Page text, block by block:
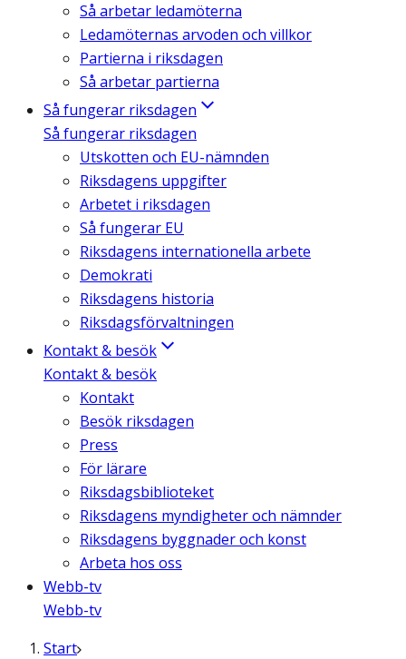
Så arbetar ledamöterna
Ledamöternas arvoden och villkor
Partierna i riksdagen
Så arbetar partierna
Så fungerar riksdagen
Så fungerar riksdagen
Utskotten och EU-nämnden
Riksdagens uppgifter
Arbetet i riksdagen
Så fungerar EU
Riksdagens internationella arbete
Demokrati
Riksdagens historia
Riksdagsförvaltningen
Kontakt & besök
Kontakt & besök
Kontakt
Besök riksdagen
Press
För lärare
Riksdagsbiblioteket
Riksdagens myndigheter och nämnder
Riksdagens byggnader och konst
Arbeta hos oss
Webb-tv
Webb-tv
Start